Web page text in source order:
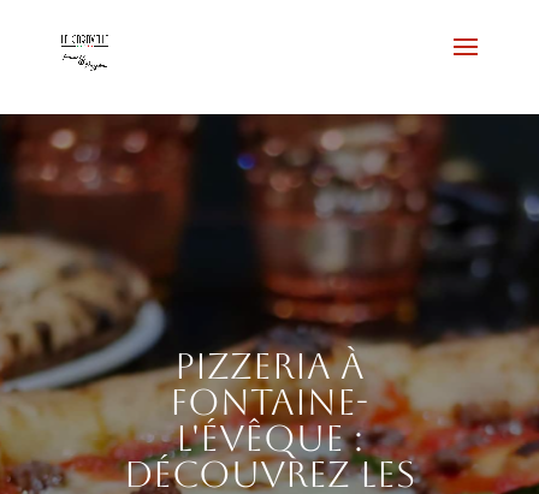
Pizzeria à
Fontaine-
l'Évêque :
découvrez les